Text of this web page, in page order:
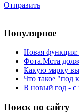
Отправить
Популярное
Новая
Фота.Мота
Какую марку
Что такое "под
В новый год - с
Поиск по сайту